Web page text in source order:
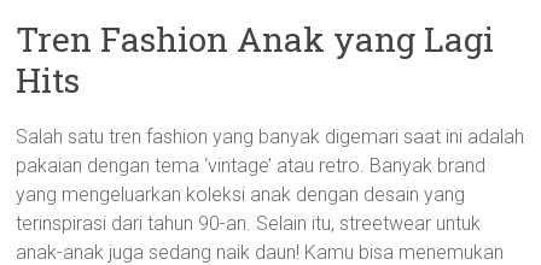
Tren Fashion Anak yang Lagi
Hits
Salah satu tren fashion yang banyak digemari saat ini adalah
pakaian dengan tema ‘vintage’ atau retro. Banyak brand
yang mengeluarkan koleksi anak dengan desain yang
terinspirasi dari tahun 90-an. Selain itu, streetwear untuk
anak-anak juga sedang naik daun! Kamu bisa menemukan